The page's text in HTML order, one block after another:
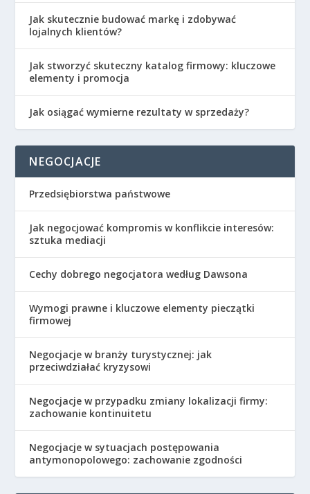
Jak skutecznie budować markę i zdobywać
lojalnych klientów?
Jak stworzyć skuteczny katalog firmowy: kluczowe
elementy i promocja
Jak osiągać wymierne rezultaty w sprzedaży?
NEGOCJACJE
Przedsiębiorstwa państwowe
Jak negocjować kompromis w konflikcie interesów:
sztuka mediacji
Cechy dobrego negocjatora według Dawsona
Wymogi prawne i kluczowe elementy pieczątki
firmowej
Negocjacje w branży turystycznej: jak
przeciwdziałać kryzysowi
Negocjacje w przypadku zmiany lokalizacji firmy:
zachowanie kontinuitetu
Negocjacje w sytuacjach postępowania
antymonopolowego: zachowanie zgodności